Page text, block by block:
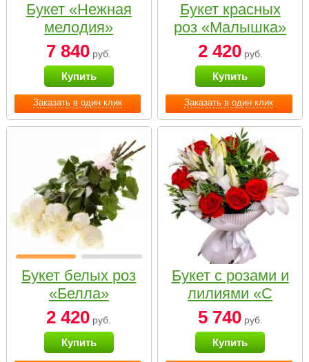
Заказать в один клик
Букет «Нежная
мелодия»
7 840 руб.
Купить
Заказать в один клик
Букет красных
роз «Малышка»
2 420руб.
Купить
Букет белых роз
«Белла»
2 420 руб.
Купить
Букет с розами и
лилиями «С
наилучшими
пожеланиями»
5 740руб.
Купить